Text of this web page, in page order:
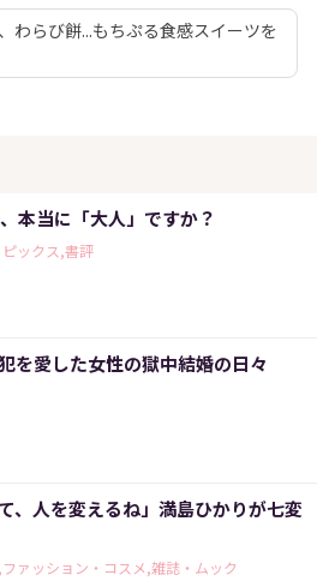
わらび餅...もちぷる食感スイーツを
本当に「大人」ですか？
ックス,書評
を愛した女性の獄中結婚の日々
て、人を変えるね」満島ひかりが七変
ァッション・コスメ,雑誌・ムック